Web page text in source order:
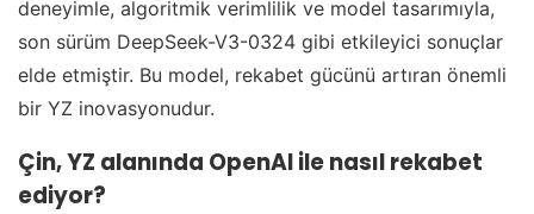
deneyimle, algoritmik verimlilik ve model tasarımıyla,
son sürüm DeepSeek-V3-0324 gibi etkileyici sonuçlar
elde etmiştir. Bu model, rekabet gücünü artıran önemli
bir YZ inovasyonudur.
Çin, YZ alanında OpenAI ile nasıl rekabet
ediyor?